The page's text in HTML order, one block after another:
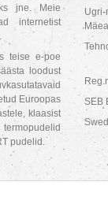
jne. Meie
internetist
teise e-poe
loodust
Euroopas
klaasist
pudelid.
Ugri-
SEB